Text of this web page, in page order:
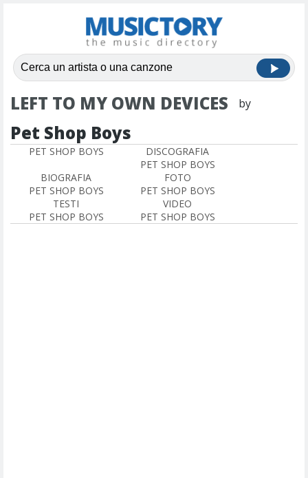
LEFT TO MY OWN DEVICES by
Pet Shop Boys
PET SHOP BOYS
DISCOGRAFIA
PET SHOP BOYS
BIOGRAFIA
PET SHOP BOYS
FOTO
PET SHOP BOYS
TESTI
PET SHOP BOYS
VIDEO
PET SHOP BOYS